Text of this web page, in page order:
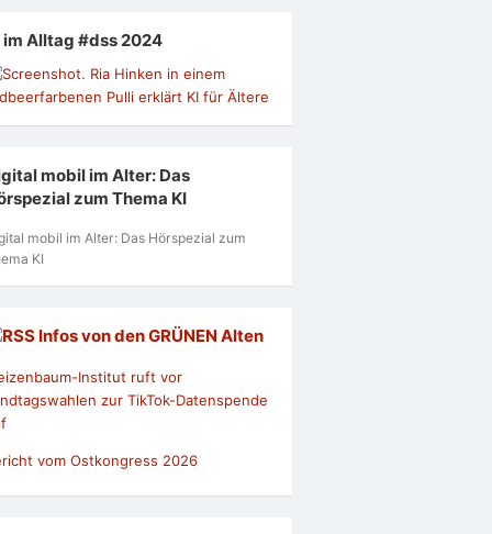
im Alltag #dss 2024
mobil im Alter: Das
zum Thema KI
mobil im Alter: Das Hörspezial zum
KI
Infos von den GRÜNEN Alten
Institut ruft vor
zur TikTok-Datenspende
vom Ostkongress 2026